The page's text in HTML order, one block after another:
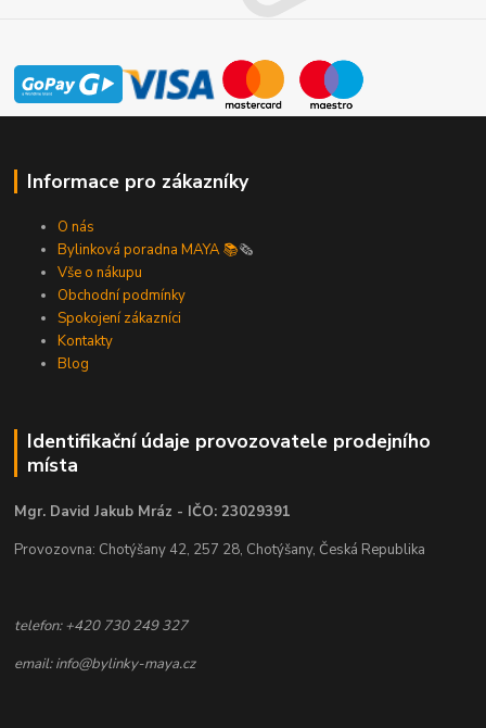
Informace pro zákazníky
O nás
Bylinková poradna MAYA 📚🗞️
Vše o nákupu
Obchodní podmínky
Spokojení zákazníci
Kontakty
Blog
Identifikační údaje provozovatele prodejního
místa
Mgr. David Jakub Mráz - IČO: 23029391
Provozovna: Chotýšany 42, 257 28, Chotýšany, Česká Republika
telefon: +420 730 249 327
email: info@bylinky-maya.cz